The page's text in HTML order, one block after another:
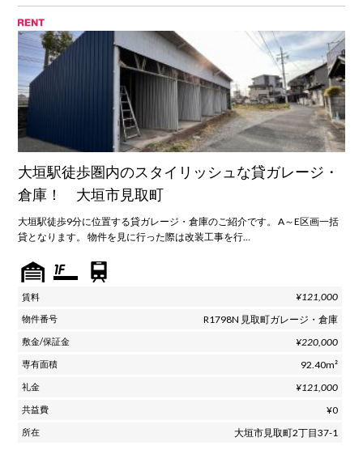
大垣駅徒歩圏内のスタイリッシュな貸ガレージ・
倉庫！ 大垣市見取町
大垣駅徒歩9分に位置する貸ガレージ・倉庫のご紹介です。 A～E区画一括
貸となります。 物件を見に行った際は改装工事を行…
¥121,000
R1798N 見取町ガレージ・倉庫
¥220,000
92.40m²
¥121,000
¥0
大垣市見取町2丁目37-1